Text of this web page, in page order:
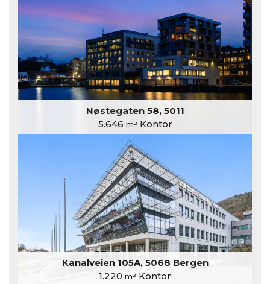
Nøstegaten 58, 5011
5.646 m²Kontor
Kanalveien 105A, 5068 Bergen
1.220 m² Kontor